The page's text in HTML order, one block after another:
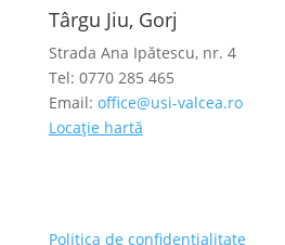
Târgu Jiu, Gorj
Strada Ana Ipătescu, nr. 4
Tel: 0770 285 465
Email: office@usi-valcea.ro
Locație hartă
Politica de confidentialitate